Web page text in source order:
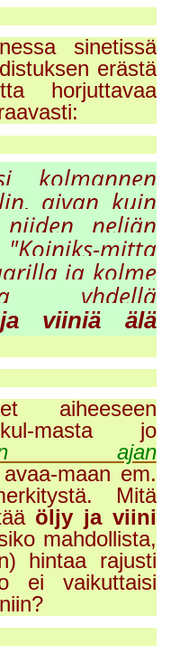
sinetissä
erästä
horjuttavaa
kolmannen
aivan kuin
neljän
mitta
ja kolme
yhdellä
viiniä älä
aiheeseen
masta jo
ajan
maan em.
Mitä
öljy ja viini
mahdollista,
hintaa rajusti
ei vaikuttaisi